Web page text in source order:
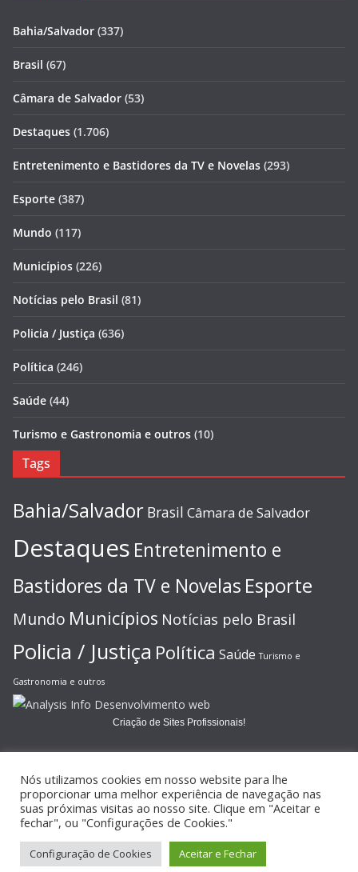
Bahia/Salvador (337)
Brasil (67)
Câmara de Salvador (53)
Destaques (1.706)
Entretenimento e Bastidores da TV e Novelas (293)
Esporte (387)
Mundo (117)
Municípios (226)
Notícias pelo Brasil (81)
Policia / Justiça (636)
Política (246)
Saúde (44)
Turismo e Gastronomia e outros (10)
Tags
Bahia/Salvador Brasil Câmara de Salvador
Destaques Entretenimento e
Bastidores da TV e Novelas Esporte
Mundo Municípios Notícias pelo Brasil
Policia / Justiça Política Saúde Turismo e
Gastronomia e outros
Criação de Sites Profissionais!
Copyright © 2026JORNAL GAZETA ONLINE
reservados.
Tema:ColorMagpor ThemeGrill. Powered by
Nós utilizamos cookies em nosso website para lhe
proporcionar uma melhor experiência de navegação nas
suas próximas visitas ao nosso site. Clique em "Aceitar e
fechar", ou "Configurações de Cookies."
Configuração de Cookies Aceitar e Fechar